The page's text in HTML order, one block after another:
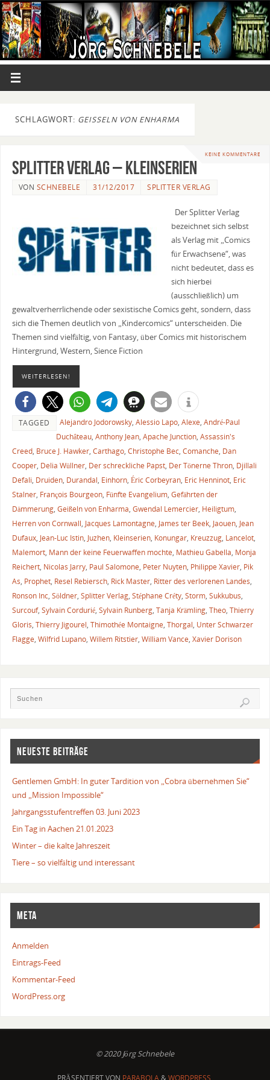
SCHLAGWORT: GEISSELN VON ENHARMA
KEINE KOMMENTARE
Splitter Verlag – Kleinserien
VON SCHNEBELE 31/12/2017 SPLITTER VERLAG
Der Splitter Verlag
bezeichnet sich selbst
als Verlag mit „Comics
für Erwachsene“, was
nicht bedeutet, dass es
sich hierbei
(ausschließlich) um
gewaltverherrlichende oder sexistische Comics geht, sondern, dass
sich die Themen deutlich von „Kindercomics“ unterscheiden. Die
Themen sind vielfältig, von Fantasy, über Comics mit historischem
Hintergrund, Western, Sience Fiction
WEITERLESEN!
TAGGED Alejandro Jodorowsky, Alessio Lapo, Alexe, André-Paul
Duchâteau, Anthony Jean, Apache Junction, Assassin's
Creed, Bruce J. Hawker, Carthago, Christophe Bec, Comanche, Dan
Cooper, Delia Wüllner, Der schreckliche Papst, Der Tönerne Thron, Djillali
Defali, Druiden, Durandal, Einhorn, Éric Corbeyran, Eric Henninot, Eric
Stalner, François Bourgeon, Fünfte Evangelium, Gefährten der
Dämmerung, Geißeln von Enharma, Gwendal Lemercier, Heiligtum,
Herren von Cornwall, Jacques Lamontagne, James ter Beek, Jaouen, Jean
Dufaux, Jean-Luc Istin, Juzhen, Kleinserien, Konungar, Kreuzzug, Lancelot,
Malemort, Mann der keine Feuerwaffen mochte, Mathieu Gabella, Monja
Reichert, Nicolas Jarry, Paul Salomone, Peter Nuyten, Philippe Xavier, Pik
As, Prophet, Resel Rebiersch, Rick Master, Ritter des verlorenen Landes,
Ronson Inc, Söldner, Splitter Verlag, Stéphane Créty, Storm, Sukkubus,
Surcouf, Sylvain Cordurié, Sylvain Runberg, Tanja Krämling, Theo, Thierry
Gloris, Thierry Jigourel, Thimothée Montaigne, Thorgal, Unter Schwarzer
Flagge, Wilfrid Lupano, Willem Ritstier, William Vance, Xavier Dorison
NEUESTE BEITRÄGE
Gentlemen GmbH: In guter Tardition von „Cobra übernehmen Sie“
und „Mission Impossible“
Jahrgangsstufentreffen 03. Juni 2023
Ein Tag in Aachen 21.01.2023
Winter – die kalte Jahreszeit
Tiere – so vielfältig und interessant
META
Anmelden
Eintrags-Feed
Kommentar-Feed
WordPress.org
© 2020 Jörg Schnebele
PRÄSENTIERT VON PARABOLA & WORDPRESS.